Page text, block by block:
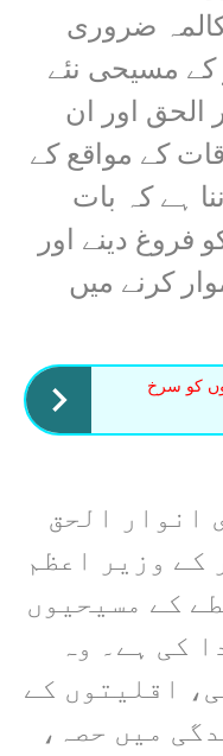
ضروری
کے مسیحی نئے
الحق اور ان
کے مواقع کے
ہے کہ بات
دینے اور
کرنے میں
کو سرخ
انوار الحق
کے وزیر اعظم
کے مسیحیوں
کی ہے۔ وہ
اقلیتوں کے
میں حصہ،